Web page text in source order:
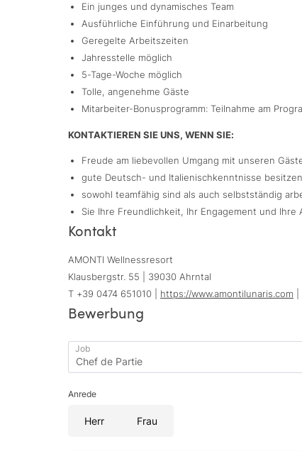
Ein junges und dynamisches Team
Ausführliche Einführung und Einarbeitung
Geregelte Arbeitszeiten
Jahresstelle möglich
5-Tage-Woche möglich
Tolle, angenehme Gäste
Mitarbeiter-Bonusprogramm: Teilnahme am
KONTAKTIEREN SIE UNS, WENN SIE:
Freude am liebevollen Umgang mit unseren
gute Deutsch- und Italienischkenntnisse
sowohl teamfähig sind als auch selbstständig
Sie Ihre Freundlichkeit, Ihr Engagement und Ihre
Kontakt
AMONTI Wellnessresort
Klausbergstr. 55 | 39030 Ahrntal
T +39 0474 651010 | https://www.amontilunaris.com
Bewerbung
Job
Anrede
Herr Frau